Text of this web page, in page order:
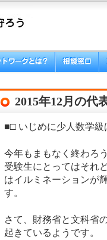
2015年12月の代
■□ いじめに少人数学
今年もまもなく終わろ
受験生にとってはそれ
はイルミネーションが
す。
さて、財務省と文科省
起きているようです。